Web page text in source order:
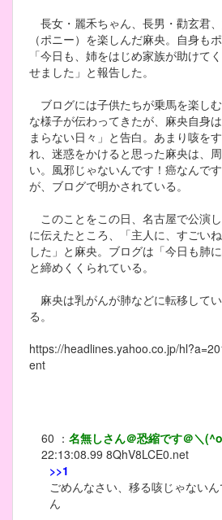
長女・麗禾ちゃん、長男・勸玄君
（ポニー）を楽しんだ麻央。自身も
「今日も、姉をはじめ家族が助けて
せました」と報告した。
ブログには子供たちが乗馬を楽し
な様子が伝わってきたが、麻央自身
まらない日々」と告白。あまり咳を
れ、迷惑をかけると思った麻央は、
い。風邪じゃないんです！癌なんで
が、ブログで明かされている。
このことをこの日、名古屋で公演
に伝えたところ、「主人に、すご
した」と麻央。ブログは「今日も肺
と締めくくられている。
麻央は乳がんが肺などに転移して
る。
https://headlines.yahoo.co.jp/
ent
60 ： 名無しさん＠恐縮です＠＼
22:13:08.99 8QhV8LCE0.net
>>1
ごめんなさい、移る咳じゃない
ん